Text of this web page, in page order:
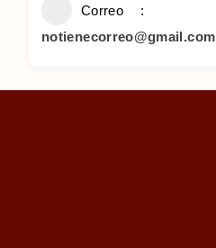
Correo
notienecorreo@gmail.com